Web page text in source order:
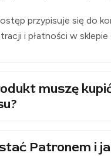
przypisuje się do
i płatności w sklepie
muszę
Patronem i